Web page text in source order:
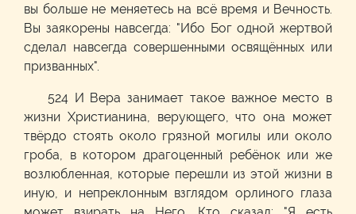
вы больше не меняетесь на всё время и Вечность.
Вы заякорены навсегда: "Ибо Бог одной жертвой
сделал навсегда совершенными освящённых или
призванных".
524 И Вера занимает такое важное место в
жизни Христианина, верующего, что она может
твёрдо стоять около грязной могилы или около
гроба, в котором драгоценный ребёнок или же
возлюбленная, которые перешли из этой жизни в
иную, и непреклонным взглядом орлиного глаза